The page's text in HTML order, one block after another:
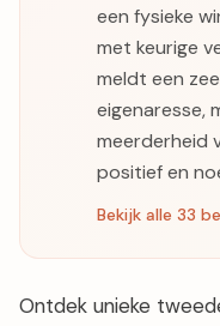
een fysieke
met keurige
meldt een
eigenaresse,
meerderheid
positief en
Bekijk alle 33
Ontdek unieke